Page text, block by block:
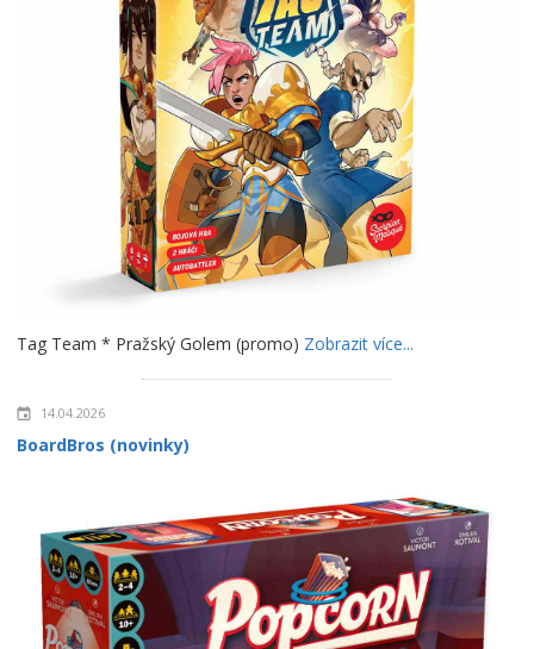
Tag Team * Pražský Golem (promo) Zobrazit více...
14.04.2026
BoardBros (novinky)